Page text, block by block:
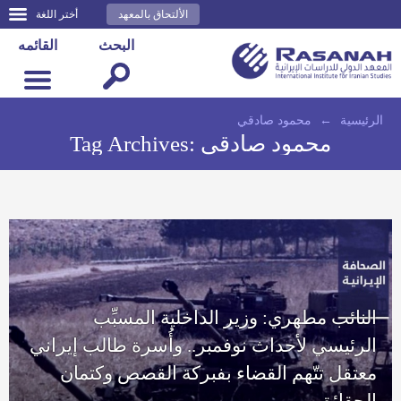
أختر اللغة الألتحاق بالمعهد
القائمه البحث
الرئيسية ← محمود صادقي
Tag Archives: محمود صادقي
النائب مطهري: وزير الداخلية المسبِّب
الرئيسي لأحداث نوفمبر.. وأُسرة طالب إيراني
معتقل تتّهم القضاء بفبركة القصص وكتمان